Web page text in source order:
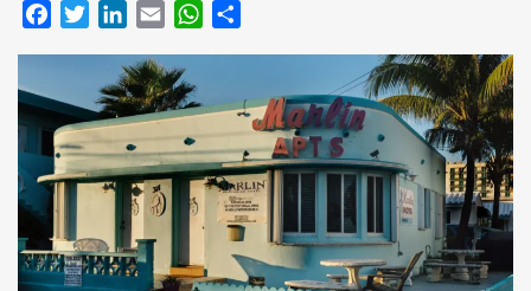
FacebookTwitterLinkedIn
Email WhatsApp